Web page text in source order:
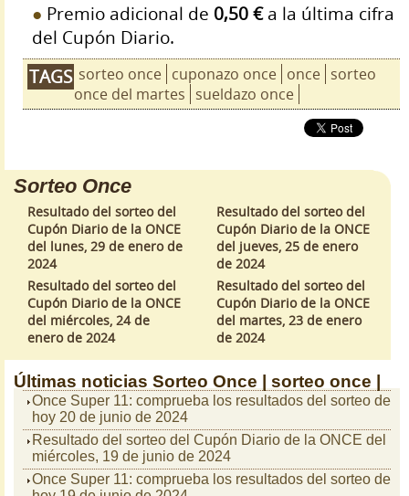
Premio adicional de 0,50 €a la última cifra
del Cupón Diario.
TAGS sorteo once cuponazo once once sorteo
once del martes sueldazo once
Sorteo Once
Resultado del sorteo del
Cupón Diario de la ONCE
del lunes, 29 de enero de
2024
Resultado del sorteo del
Cupón Diario de la ONCE
del jueves, 25 de enero
de 2024
Resultado del sorteo del
Cupón Diario de la ONCE
del miércoles, 24 de
enero de 2024
Resultado del sorteo del
Cupón Diario de la ONCE
del martes, 23 de enero
de 2024
Últimas noticias Sorteo Once | sorteo once |
Once Super 11: comprueba los resultados del sorteo de
hoy 20 de junio de 2024
Resultado del sorteo del Cupón Diario de la ONCE del
miércoles, 19 de junio de 2024
Once Super 11: comprueba los resultados del sorteo de